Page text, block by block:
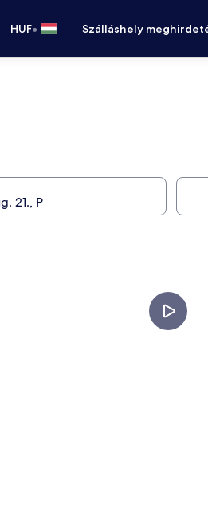
HUF• Szálláshely